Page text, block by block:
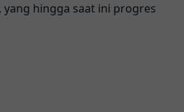
yang hingga saat ini progres